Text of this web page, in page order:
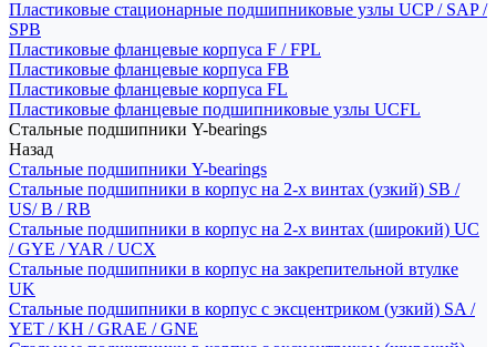
Пластиковые стационарные подшипниковые узлы UCP / SAP /
SPB
Пластиковые фланцевые корпуса F / FPL
Пластиковые фланцевые корпуса FB
Пластиковые фланцевые корпуса FL
Пластиковые фланцевые подшипниковые узлы UCFL
Стальные подшипники Y-bearings
Назад
Стальные подшипники Y-bearings
Стальные подшипники в корпус на 2-х винтах (узкий) SB /
US/ B / RB
Стальные подшипники в корпус на 2-х винтах (широкий) UC
/ GYE / YAR / UCX
Стальные подшипники в корпус на закрепительной втулке
UK
Стальные подшипники в корпус с эксцентриком (узкий) SA /
YET / KH / GRAE / GNE